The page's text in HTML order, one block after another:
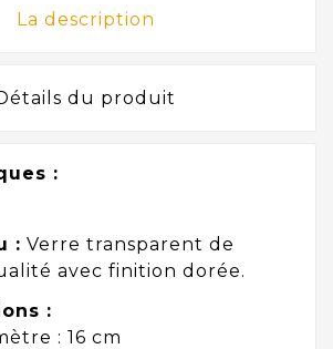
La description
du produit
:
: Verre transparent de
avec finition dorée.
:
: 16 cm